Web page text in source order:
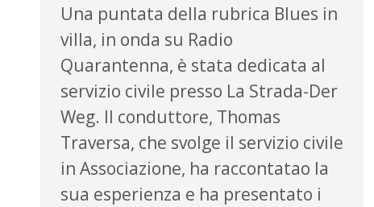
Una puntata della rubrica Blues in
villa, in onda su Radio
Quarantenna, è stata dedicata al
servizio civile presso La Strada-Der
Weg. Il conduttore, Thomas
Traversa, che svolge il servizio civile
in Associazione, ha raccontatao la
sua esperienza e ha presentato i